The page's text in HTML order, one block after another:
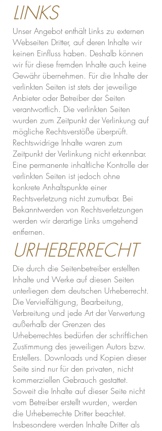
LINKS
Unser Angebot enthält Links zu externen
Webseiten Dritter, auf deren Inhalte wir
keinen Einfluss haben. Deshalb können
wir für diese fremden Inhalte auch keine
Gewähr übernehmen. Für die Inhalte der
verlinkten Seiten ist stets der jeweilige
Anbieter oder Betreiber der Seiten
verantwortlich. Die verlinkten Seiten
wurden zum Zeitpunkt der Verlinkung auf
mögliche Rechtsverstöße überprüft.
Rechtswidrige Inhalte waren zum
Zeitpunkt der Verlinkung nicht erkennbar.
Eine permanente inhaltliche Kontrolle der
verlinkten Seiten ist jedoch ohne
konkrete Anhaltspunkte einer
Rechtsverletzung nicht zumutbar. Bei
Bekanntwerden von Rechtsverletzungen
werden wir derartige Links umgehend
entfernen.
URHEBERRECHT
Die durch die Seitenbetreiber erstellten
Inhalte und Werke auf diesen Seiten
unterliegen dem deutschen Urheberrecht.
Die Vervielfältigung, Bearbeitung,
Verbreitung und jede Art der Verwertung
außerhalb der Grenzen des
Urheberrechtes bedürfen der schriftlichen
Zustimmung des jeweiligen Autors bzw.
Erstellers. Downloads und Kopien dieser
Seite sind nur für den privaten, nicht
kommerziellen Gebrauch gestattet.
Soweit die Inhalte auf dieser Seite nicht
vom Betreiber erstellt wurden, werden
die Urheberrechte Dritter beachtet.
Insbesondere werden Inhalte Dritter als